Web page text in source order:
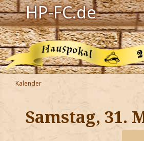
HP-FC.de
Navigation
Harry Potter
Der HP-FC
Hogwarts
Zauberwelt
Kalender
Samstag, 31.